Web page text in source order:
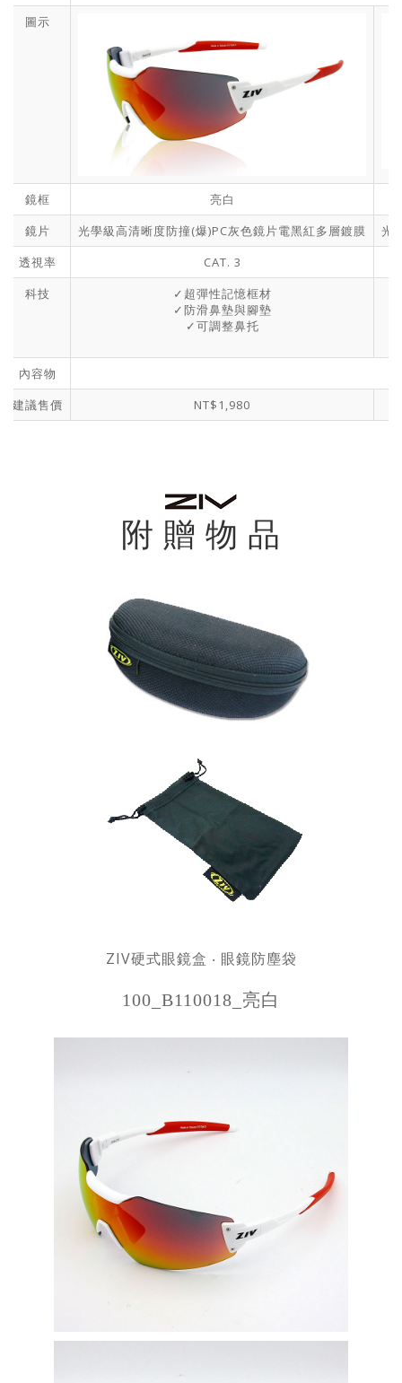
圖示
鏡框
亮白
鏡片
光學級高清晰度防撞(爆)PC灰色鏡片電黑紅多層鍍膜
光
透視率
CAT. 3
科技
✓超彈性記憶框材
✓防滑鼻墊與腳墊
✓可調整鼻托
內容物
建議售價
NT$1,980
附 贈 物 品
ZIV硬式眼鏡盒 ‧ 眼鏡防塵袋
100_B110018_亮白